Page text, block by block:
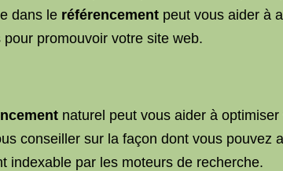
dans le référencement peut vous aider à
promouvoir votre site web.
naturel peut vous aider à
conseiller sur la façon dont vous pouvez
indexable par les moteurs de recherche.